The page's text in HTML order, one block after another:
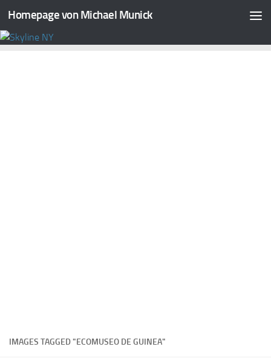
Zum Inhalt springen
Homepage von Michael Munick
IMAGES TAGGED "ECOMUSEO DE GUINEA"